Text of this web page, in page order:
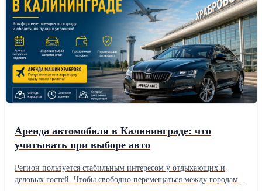
Аренда автомобиля в Калининграде: что
учитывать при выборе авто
Регион пользуется стабильным интересом у отдыхающих и
деловых гостей. Чтобы свободно перемещаться между городами